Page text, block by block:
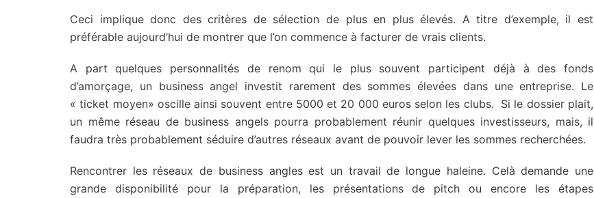
Ceci implique donc des critères de sélection de plus en plus élevés. A titre d’exemple, il est
préférable aujourd’hui de montrer que l’on commence à facturer de vrais clients.
A part quelques personnalités de renom qui le plus souvent participent déjà à des fonds
d’amorçage, un business angel investit rarement des sommes élevées dans une entreprise. Le
« ticket moyen» oscille ainsi souvent entre 5000 et 20 000 euros selon les clubs. Si le dossier plait,
un même réseau de business angels pourra probablement réunir quelques investisseurs, mais, il
faudra très probablement séduire d’autres réseaux avant de pouvoir lever les sommes recherchées.
Rencontrer les réseaux de business angles est un travail de longue haleine. Celà demande une
grande disponibilité pour la préparation, les présentations de pitch ou encore les étapes